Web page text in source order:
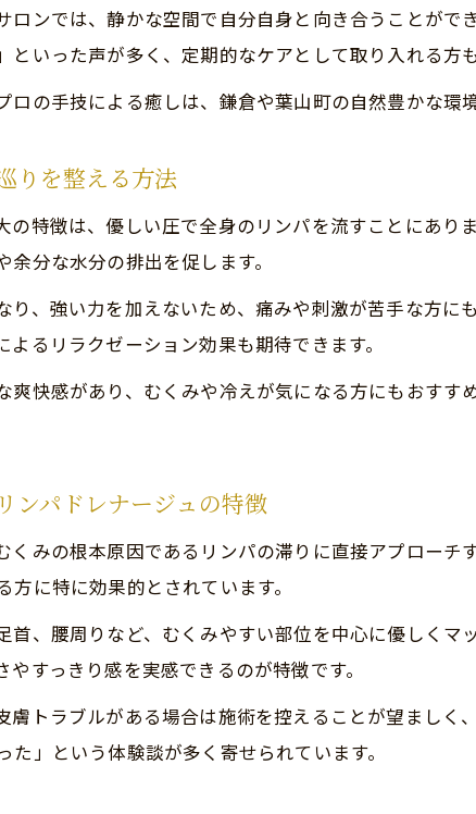
西鎌倉マッサージと比較
心と体が巡るリンパドレナージ
リンパドレナージュが心
鎌倉鍼灸との違いと組み
リンパドレナージュで日常
リラクゼーションに最適な癒し
リンパドレナージュに適し
個室サロンがもたらす心の
静かな環境で受けるリンパ
セルフケアと異なる専門施術の
リンパドレナージュ専門施
専門家による施術で得られ
プロの手技がもたらすリフ
ロンでは、静かな空間で自分自身と向き合うことが
といった声が多く、定期的なケアとして取り入れる方
ロの手技による癒しは、鎌倉や葉山町の自然豊かな環
りを整える方法
の特徴は、優しい圧で全身のリンパを流すことにあ
分な水分の排出を促します。
り、強い力を加えないため、痛みや刺激が苦手な方
よるリラクゼーション効果も期待できます。
爽快感があり、むくみや冷えが気になる方にもおす
ンパドレナージュの特徴
くみの根本原因であるリンパの滞りに直接アプロー
に特に効果的とされています。
首、腰周りなど、むくみやすい部位を中心に優しく
すっきり感を実感できるのが特徴です。
膚トラブルがある場合は施術を控えることが望まし
」という体験談が多く寄せられています。